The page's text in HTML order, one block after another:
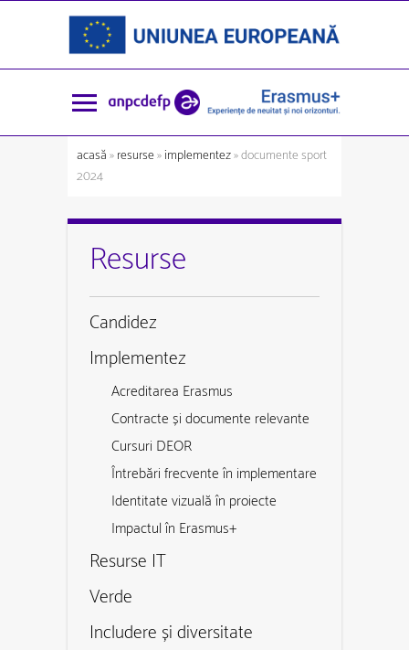
acasă»resurse»implementez» documente sport
2024
Resurse
Candidez
Implementez
Acreditarea Erasmus
Contracte și documente relevante
Cursuri DEOR
Întrebări frecvente în implementare
Identitate vizuală în proiecte
Impactul în Erasmus+
Resurse IT
Verde
Includere și diversitate